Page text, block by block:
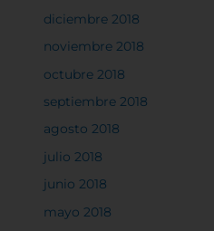
diciembre 2018
noviembre 2018
octubre 2018
septiembre 2018
agosto 2018
julio 2018
junio 2018
mayo 2018